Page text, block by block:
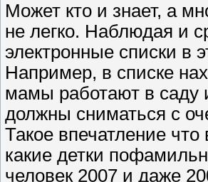
Может кто и знает, а
не легко. Наблюдая и
электронные списки в
Например, в списке
мамы работают в саду
должны сниматься с
Такое впечатление
какие детки
человек 2007 и даже